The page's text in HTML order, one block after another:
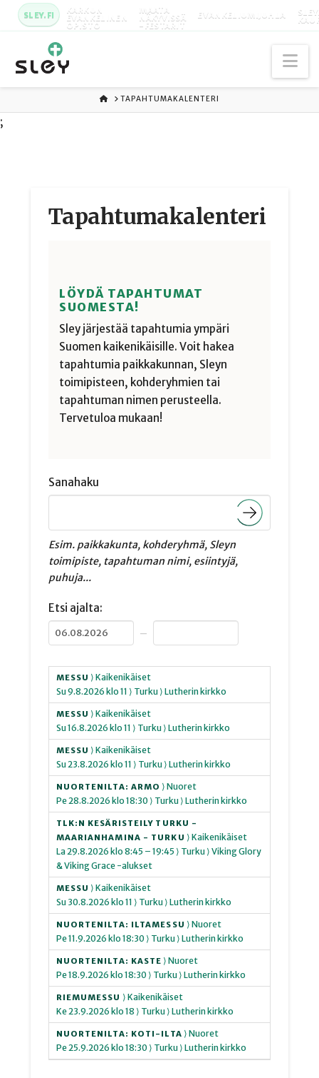
SLEY.FI KARKUN
EVANKELINEN
OPISTO
MAATA
NÄKYVISSÄ
-FESTARIT
EVANKELIUMIJUHLA
ETUSIVU
TAPAHTUMAKALENTERI
;
Tapahtuma­kalenteri
LÖYDÄ TAPAHTUMAT
SUOMESTA!
Sley järjestää tapahtumia ympäri
Suomen kaikenikäisille. Voit hakea
tapahtumia paikkakunnan, Sleyn
toimipisteen, kohderyhmien tai
tapahtuman nimen perusteella.
Tervetuloa mukaan!
Sanahaku
Esim. paikkakunta, kohderyhmä, Sleyn
toimipiste, tapahtuman nimi, esiintyjä,
puhuja...
Etsi ajalta:
–
MESSU ⟩ Kaikenikäiset
Su9.8.2026 klo 11 ⟩ Turku⟩ Lutherin kirkko
MESSU ⟩ Kaikenikäiset
Su16.8.2026 klo 11 ⟩ Turku⟩ Lutherin kirkko
MESSU ⟩ Kaikenikäiset
Su23.8.2026 klo 11 ⟩ Turku⟩ Lutherin kirkko
NUORTENILTA: ARMO ⟩ Nuoret
Pe28.8.2026 klo 18:30 ⟩ Turku⟩ Lutherin kirkko
TLK:N KESÄRISTEILY TURKU -
MAARIANHAMINA - TURKU ⟩ Kaikenikäiset
La29.8.2026 klo 8:45 – 19:45 ⟩ Turku⟩ Viking Glory
& Viking Grace -alukset
MESSU ⟩ Kaikenikäiset
Su 30.8.2026 klo 11 ⟩ Turku⟩ Lutherin kirkko
NUORTENILTA: ILTAMESSU ⟩ Nuoret
Pe11.9.2026 klo 18:30 ⟩ Turku⟩ Lutherin kirkko
NUORTENILTA: KASTE ⟩ Nuoret
Pe18.9.2026 klo 18:30 ⟩ Turku⟩ Lutherin kirkko
RIEMUMESSU ⟩ Kaikenikäiset
Ke23.9.2026 klo 18 ⟩ Turku⟩ Lutherin kirkko
NUORTENILTA: KOTI-ILTA ⟩ Nuoret
Pe25.9.2026 klo 18:30 ⟩ Turku⟩ Lutherin kirkko